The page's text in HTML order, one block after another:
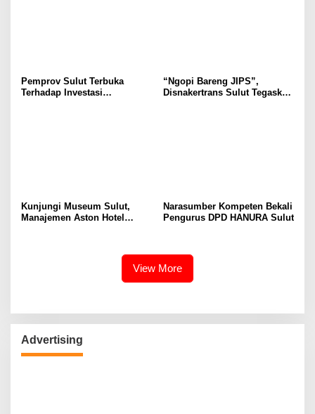
Pemprov Sulut Terbuka
Terhadap Investasi
“Ngopi Bareng JIPS”,
Disnakertrans Sulut Tegaskan
Kunjungi Museum Sulut,
Manajemen Aston Hotel
Narasumber Kompeten Bekali
Pengurus DPD HANURA Sulut
View More
Advertising